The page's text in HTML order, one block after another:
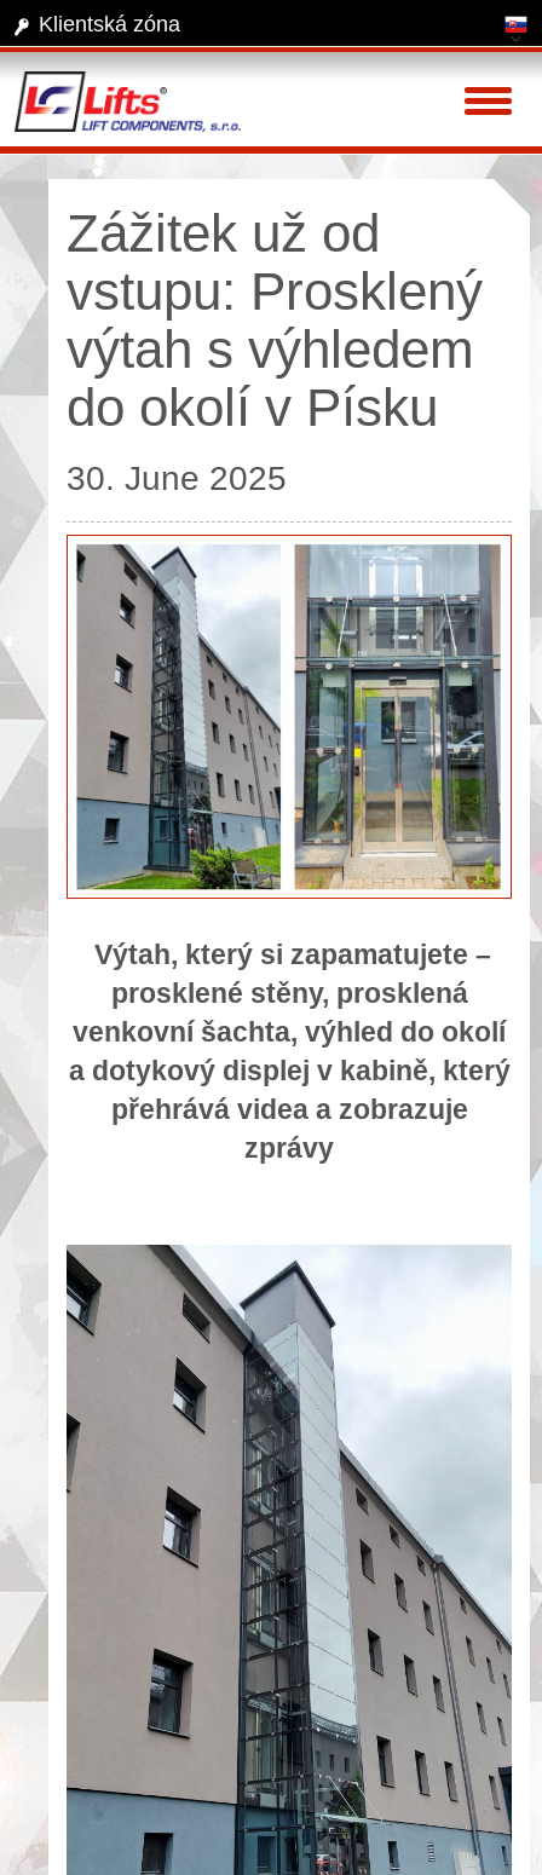
Klientská zóna
Zážitek už od
vstupu: Prosklený
výtah s výhledem
do okolí v Písku
30. June 2025
Výtah, který si zapamatujete –
prosklené stěny, prosklená
venkovní šachta, výhled do okolí
a dotykový displej v kabině, který
přehrává videa a zobrazuje
zprávy